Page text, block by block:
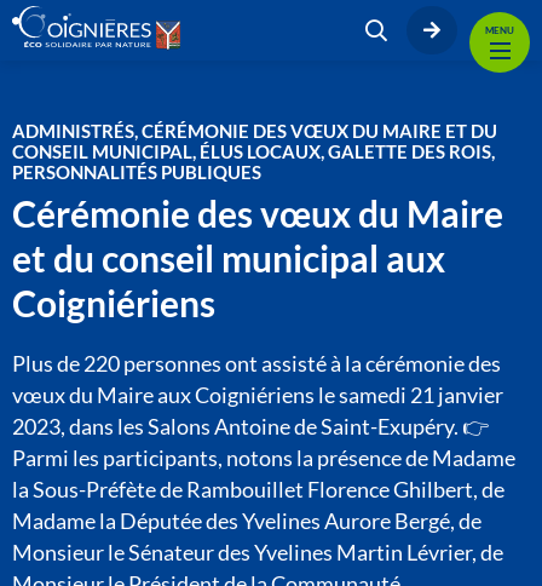
MENU
ADMINISTRÉS, CÉRÉMONIE DES VŒUX DU MAIRE ET DU
CONSEIL MUNICIPAL, ÉLUS LOCAUX, GALETTE DES ROIS,
PERSONNALITÉS PUBLIQUES
Cérémonie des vœux du Maire
et du conseil municipal aux
Coigniériens
Plus de 220 personnes ont assisté à la cérémonie des
vœux du Maire aux Coigniériens le samedi 21 janvier
2023, dans les Salons Antoine de Saint-Exupéry. 👉
Parmi les participants, notons la présence de Madame
la Sous-Préfète de Rambouillet Florence Ghilbert, de
Madame la Députée des Yvelines Aurore Bergé, de
Monsieur le Sénateur des Yvelines Martin Lévrier, de